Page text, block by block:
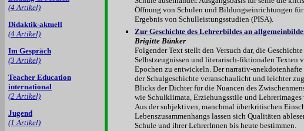
(4 Artikel)
Didaktik-aktuell
(4 Artikel)
Im Gespräch
(3 Artikel)
Teacher Education
international
(2 Artikel)
Jugend
(1 Artikel)
Öffnung von Schulen und Bildungseinrichtungen für
Ergebnis von Schulleistungsstudien (PISA).
Zur Geschichte des Lehrerbildes an
Brigitte Bünker
Folgender Text stellt den Versuch dar, die
Selbstzeugnissen und literarisch-fiktionalen Texten
Epochen zu entwickeln. Der narrativ-
der Schulgeschichte veranschaulicht und leichter
Blicks der Dichter für die Nuancen des
wie Schulklimata, Erziehungsstile und Lehrerimages
Aus der subjektiven, manchmal überkritischen
Lebenszusammenhangs lassen sich Qualitäten
Schule und ihrer LehrerInnen bis heute bestimmen.